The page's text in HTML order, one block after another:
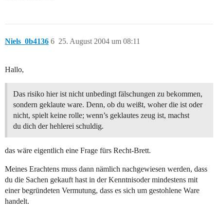
Niels_0b4136 25. August 2004 um 08:11
6
Hallo,
Das risiko hier ist nicht unbedingt fälschungen zu bekommen,
sondern geklaute ware. Denn, ob du weißt, woher die ist oder
nicht, spielt keine rolle; wenn’s geklautes zeug ist, machst
du dich der hehlerei schuldig.
das wäre eigentlich eine Frage fürs Recht-Brett.
Meines Erachtens muss dann nämlich nachgewiesen werden, dass
du die Sachen gekauft hast in der Kenntnisoder mindestens mit
einer begründeten Vermutung, dass es sich um gestohlene Ware
handelt.